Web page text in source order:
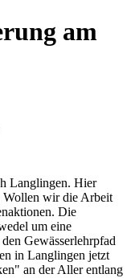
am
Langlingen. Hier
Wollen wir die Arbeit
Die
um eine
Gewässerlehrpfad
in Langlingen jetzt
an der Aller entlang